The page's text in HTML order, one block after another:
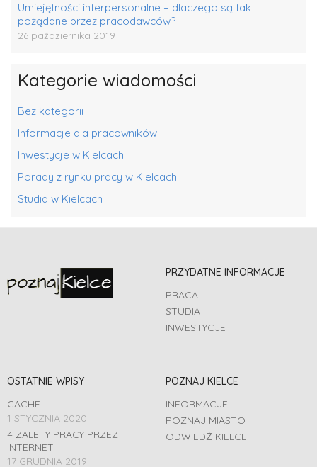
Umiejętności interpersonalne – dlaczego są tak
pożądane przez pracodawców?
26 października 2019
Kategorie wiadomości
Bez kategorii
Informacje dla pracowników
Inwestycje w Kielcach
Porady z rynku pracy w Kielcach
Studia w Kielcach
PRZYDATNE INFORMACJE
PRACA
STUDIA
INWESTYCJE
OSTATNIE WPISY
CACHE
1 STYCZNIA 2020
4 ZALETY PRACY PRZEZ
INTERNET
17 GRUDNIA 2019
POZNAJ KIELCE
INFORMACJE
POZNAJ MIASTO
ODWIEDŹ KIELCE